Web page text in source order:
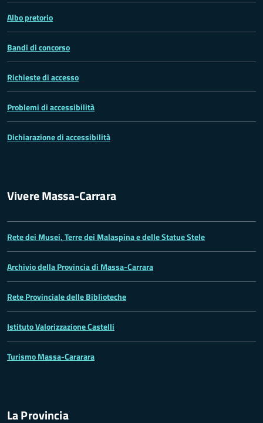
Albo pretorio
Bandi di concorso
Richieste di accesso
Problemi di accessibilità
Dichiarazione di accessibilità
Vivere Massa-Carrara
Rete dei Musei, Terre dei Malaspina e delle Statue Stele
Archivio della Provincia di Massa-Carrara
Rete Provinciale delle Biblioteche
Istituto Valorizzazione Castelli
Turismo Massa-Cararara
La Provincia